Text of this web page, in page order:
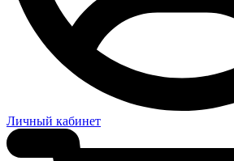
Личный кабинет